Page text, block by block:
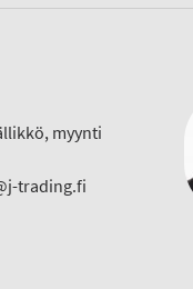
myynti
trading.fi